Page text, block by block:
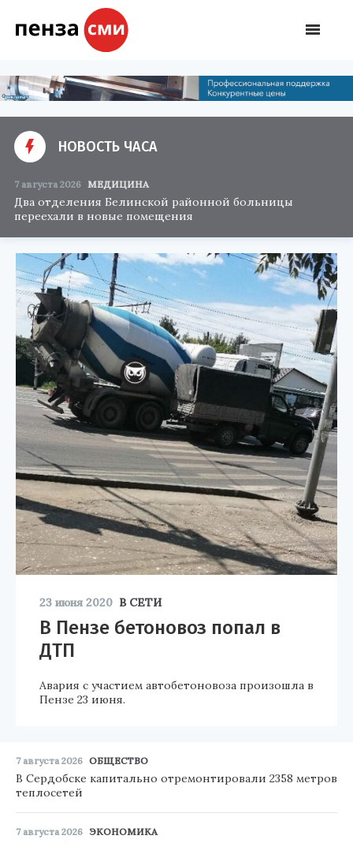
НОВОСТЬ ЧАСА
7 августа 2026 МЕДИЦИНА
Два отделения Белинской районной больницы
переехали в новые помещения
23 июня 2020 В СЕТИ
В Пензе бетоновоз попал в
ДТП
Авария с участием автобетоновоза произошла в
Пензе 23 июня.
7 августа 2026 ОБЩЕСТВО
В Сердобске капитально отремонтировали 2358 метров
теплосетей
7 августа 2026 ЭКОНОМИКА